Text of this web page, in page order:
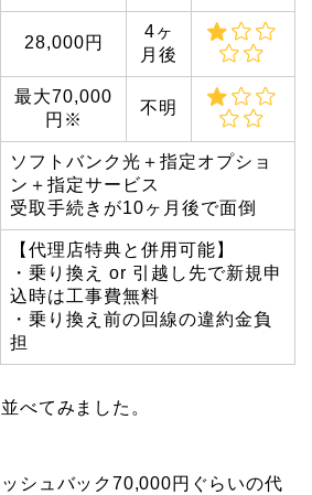
28,000円
4ヶ
月後
最大70,000
円※
不明
ソフトバンク光＋指定オプショ
ン＋指定サービス
受取手続きが10ヶ月後で面倒
【代理店特典と併用可能】
・乗り換え or 引越し先で新規申
込時は工事費無料
・乗り換え前の回線の違約金負
担
べてみました。
シュバック70,000円ぐらいの代